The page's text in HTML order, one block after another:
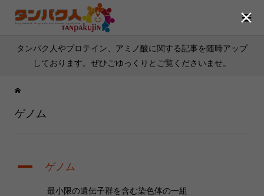
タンパク人やプロテイン、アミノ酸に関する記事を随時アップ
しております。ぜひごゆっくりとご覧くださいませ。
ゲノム
A ゲノム
最小限の遺伝子群を含む染色体の一組
